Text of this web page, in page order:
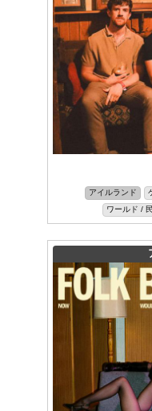
アイルランド
ワールド /